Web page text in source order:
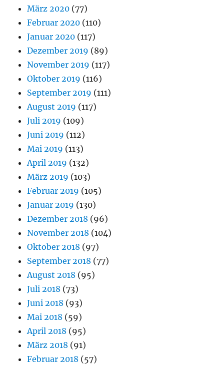
März 2020 (77)
Februar 2020 (110)
Januar 2020 (117)
Dezember 2019 (89)
November 2019 (117)
Oktober 2019 (116)
September 2019 (111)
August 2019 (117)
Juli 2019 (109)
Juni 2019 (112)
Mai 2019 (113)
April 2019 (132)
März 2019 (103)
Februar 2019 (105)
Januar 2019 (130)
Dezember 2018 (96)
November 2018 (104)
Oktober 2018 (97)
September 2018 (77)
August 2018 (95)
Juli 2018 (73)
Juni 2018 (93)
Mai 2018 (59)
April 2018 (95)
März 2018 (91)
Februar 2018 (57)